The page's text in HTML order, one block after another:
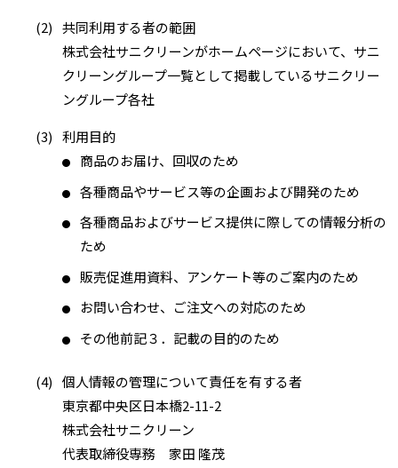
(2) 共同利用する者の範囲
株式会社サニクリーンがホームページにおいて、サニ
クリーングループ一覧として掲載しているサニクリー
ングループ各社
(3) 利用目的
● 商品のお届け、回収のため
● 各種商品やサービス等の企画および開発のため
●
各種商品およびサービス提供に際しての情報分析の
ため
● 販売促進用資料、アンケート等のご案内のため
● お問い合わせ、ご注文への対応のため
● その他前記３．記載の目的のため
(4) 個人情報の管理について責任を有する者
東京都中央区日本橋2-11-2
株式会社サニクリーン
代表取締役専務 家田 隆茂